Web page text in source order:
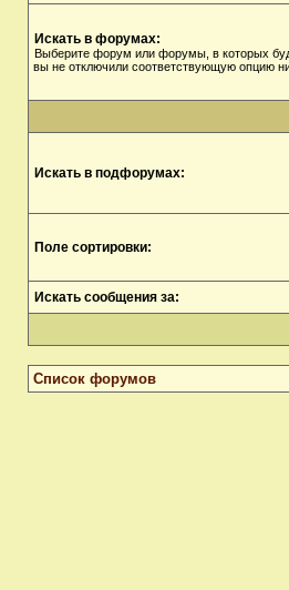
Искать в форумах:
Выберите форум или форумы, в которых
вы не отключили соответствующую опцию
Искать в подфорумах:
Поле сортировки:
Искать сообщения за:
Список форумов